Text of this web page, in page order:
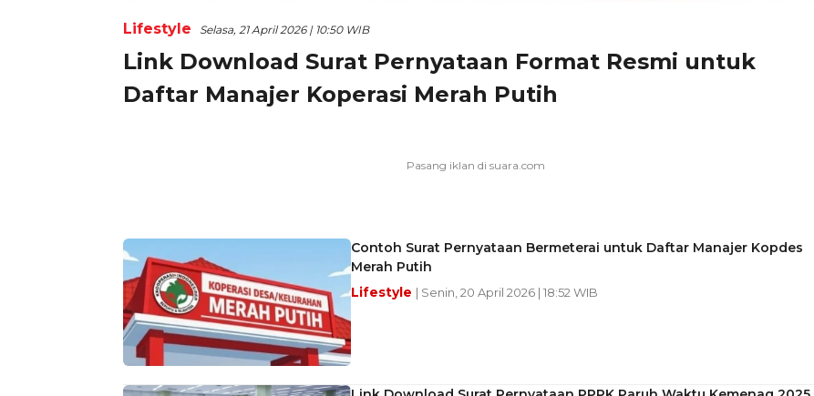
Lifestyle Selasa, 21 April 2026 | 10:50 WIB
Link Download Surat Pernyataan Format Resmi untuk
Daftar Manajer Koperasi Merah Putih
Contoh Surat Pernyataan Bermeterai untuk Daftar Manajer Kopdes
Merah Putih
Lifestyle | Senin, 20 April 2026 | 18:52 WIB